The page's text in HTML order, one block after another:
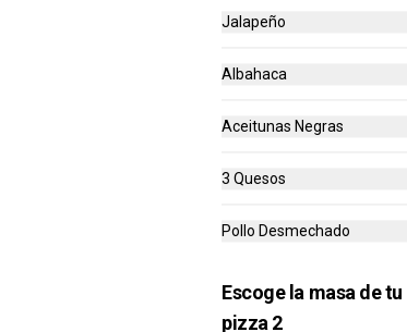
Alitas x6
ingrediente + Alitas x6
$55.900$84.400
seleccionados cada una de 8
porciones (total 16 porciones)
Jalapeño
Albahaca
Aceitunas Negras
3 Quesos
Pollo Desmechado
Escoge la masa de tu
pizza 2